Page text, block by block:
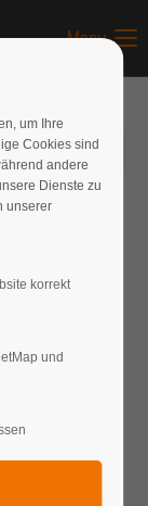
Menu
0)
mit vielen,
sowie im
um Ihre
Cookies sind
andere
Dienste zu
unserer
korrekt
und